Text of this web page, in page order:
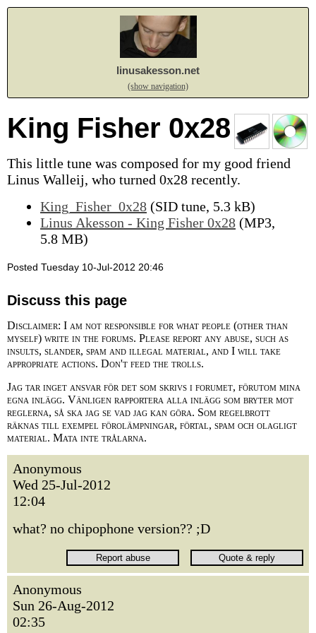
linusakesson.net
(show navigation)
King Fisher 0x28
This little tune was composed for my good friend
Linus Walleij, who turned 0x28 recently.
King_Fisher_0x28 (SID tune, 5.3 kB)
Linus Akesson - King Fisher 0x28 (MP3,
5.8 MB)
Posted Tuesday 10-Jul-2012 20:46
Discuss this page
Disclaimer: I am not responsible for what people (other than
myself) write in the forums. Please report any abuse, such as
insults, slander, spam and illegal material, and I will take
appropriate actions. Don't feed the trolls.
Jag tar inget ansvar för det som skrivs i forumet, förutom mina
egna inlägg. Vänligen rapportera alla inlägg som bryter mot
reglerna, så ska jag se vad jag kan göra. Som regelbrott
räknas till exempel förolämpningar, förtal, spam och olagligt
material. Mata inte trålarna.
Anonymous
Wed 25-Jul-2012
12:04
what? no chipophone version?? ;D
Anonymous
Sun 26-Aug-2012
02:35